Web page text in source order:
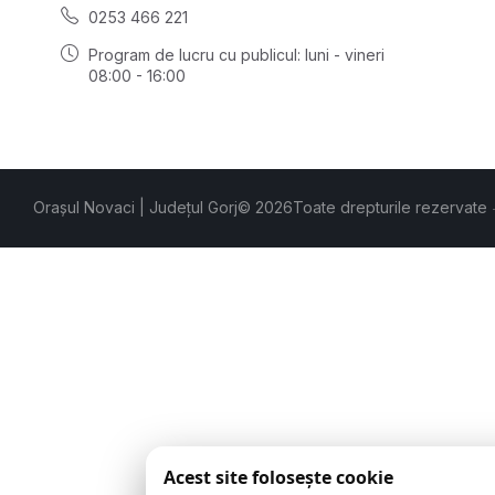
0253 466 221
Program de lucru cu publicul: luni - vineri
08:00 - 16:00
Orașul Novaci | Județul Gorj© 2026Toate drepturile rezervate
Acest site folosește cookie